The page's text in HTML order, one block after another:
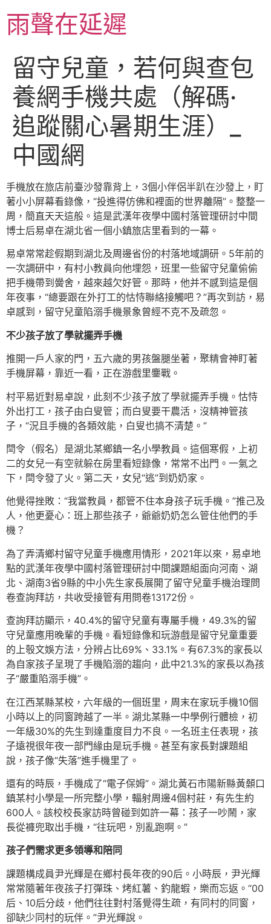
至
主雨聲在延遲
留守兒童，若何與查包
養網手機共處（解碼·
追蹤關心暑期生涯）_
中國網
手機放在旅店前臺沙發靠背上，3個小伴侶半趴在沙發上，盯
著小小屏幕看錄像，“投進得仿佛和裡面的世界離隔”。整整一
周，簡直天天這般。這是武漢年夜學中國村落管理研討中間
博士后易卓在湖北省一個小鎮旅店里看到的一幕。
易卓常常趁假期到湖北及周邊省份的村落地域調研。5年前的
一次調研中，有村小教員向他埋怨，班里一些留守兒童偷偷
把手機帶到黌舍，越來越欠好管。那時，他并不感到這是個
年夜事，“總要跟在外打工的怙恃聯絡接觸吧？”再次到訪，易
卓感到，留守兒童陷溺手機景象曾經不克不及疏忽。
不少孩子放了學就擺弄手機
推開一戶人家的門，五六歲的男孩盤腿坐著，聚精會神盯著
手機屏幕，靠近一看，正在游戲里鏖戰。
村平易近對易卓說，此刻不少孩子放了學就擺弄手機。怙恃
外出打工，孩子由白叟管；而白叟要干農活，沒精神管孩
子，“況且手機的各類效能，白叟也搞不清楚。”
閆令（假名）是湖北某鄉鎮一名小學教員。這個寒假，上初
二的女兒一有空就躲在房里看短錄像，常常不出門。一氣之
下，閆令發了火。第二天，女兒“逃”到奶奶家。
他覺得挫敗：“我當教員，都管不住本身孩子玩手機。”推己及
人，他更憂心：班上那些孩子，爺爺奶奶怎么管住他們的手
機？
為了弄清鄉村留守兒童手機應用情形，2021年以來，易卓地
點的武漢年夜學中國村落管理研討中間課題組面向河南、湖
北、湖南3省9縣的中小先生家長展開了留守兒童手機治理問
卷查詢拜訪，共收受接管有用問卷13172份。
查詢拜訪顯示，40.4%的留守兒童有專屬手機，49.3%的留
守兒童應用晚輩的手機。看短錄像和玩游戲是留守兒童重要
的上彀文娛方法，分辨占比69%、33.1%。有67.3%的家長以
為自家孩子呈現了手機陷溺的趨向，此中21.3%的家長以為孩
子“嚴重陷溺手機”。
在江西某縣某校，六年級的一個班里，周末在家玩手機10個
小時以上的同窗跨越了一半。湖北某縣一中學例行體檢，初
一年級30%的先生到達重度目力不良。一名班主任表現，孩
子遠視很年夜一部門緣由是玩手機。甚至有家長對課題組
說，孩子像“失落”進手機里了。
還有的時辰，手機成了“電子保姆”。湖北黃石市陽新縣黃顙口
鎮某村小學是一所完整小學，輻射周邊4個村莊，有先生約
600人。該校校長家訪時曾碰到如許一幕：孩子一吵鬧，家
長從褲兜取出手機，“往玩吧，別亂跑啊。”
孩子們需求更多領導和陪同
課題構成員尹光輝是在鄉村長年夜的90后。小時辰，尹光輝
常常隨著年夜孩子打彈珠、烤紅薯、釣龍蝦，樂而忘返。“00
后、10后分歧，他們往往對村落覺得生疏，有同村的同窗，
卻缺少同村的玩伴。”尹光輝說。